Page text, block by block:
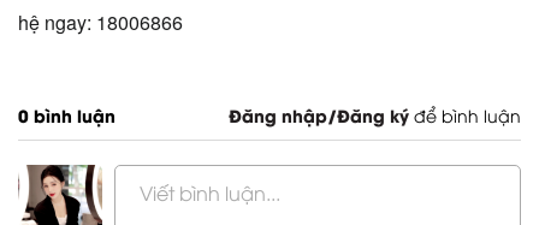
hệ ngay: 18006866
0 bình luận Đăng nhập/Đăng ký để bình luận
Viết bình luận...